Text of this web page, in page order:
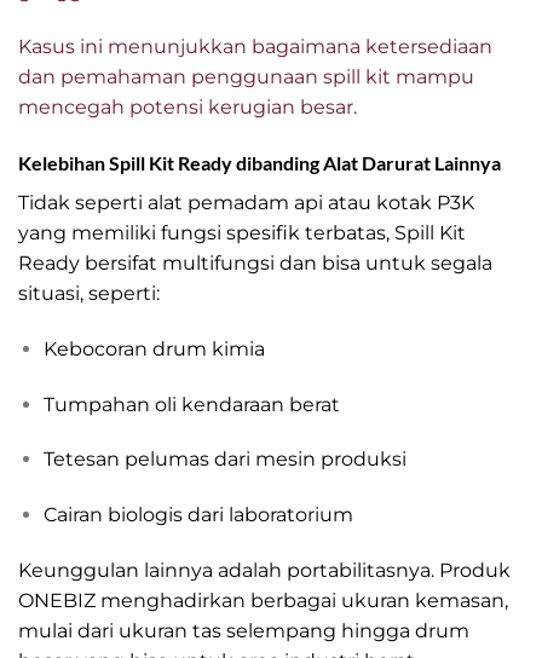
Kasus ini menunjukkan bagaimana ketersediaan
dan pemahaman penggunaan spill kit mampu
mencegah potensi kerugian besar.
Kelebihan Spill Kit Ready dibanding Alat Darurat Lainnya
Tidak seperti alat pemadam api atau kotak P3K
yang memiliki fungsi spesifik terbatas, Spill Kit
Ready bersifat multifungsi dan bisa untuk segala
situasi, seperti:
Kebocoran drum kimia
Tumpahan oli kendaraan berat
Tetesan pelumas dari mesin produksi
Cairan biologis dari laboratorium
Keunggulan lainnya adalah portabilitasnya. Produk
ONEBIZ menghadirkan berbagai ukuran kemasan,
mulai dari ukuran tas selempang hingga drum